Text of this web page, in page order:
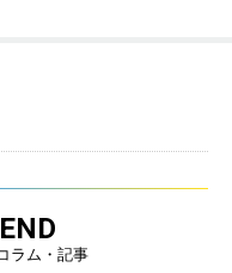
ラム・記事